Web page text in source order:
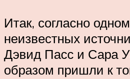
Итак, согласно
неизвестных
Дэвид Пасс и Сара
образом пришли к